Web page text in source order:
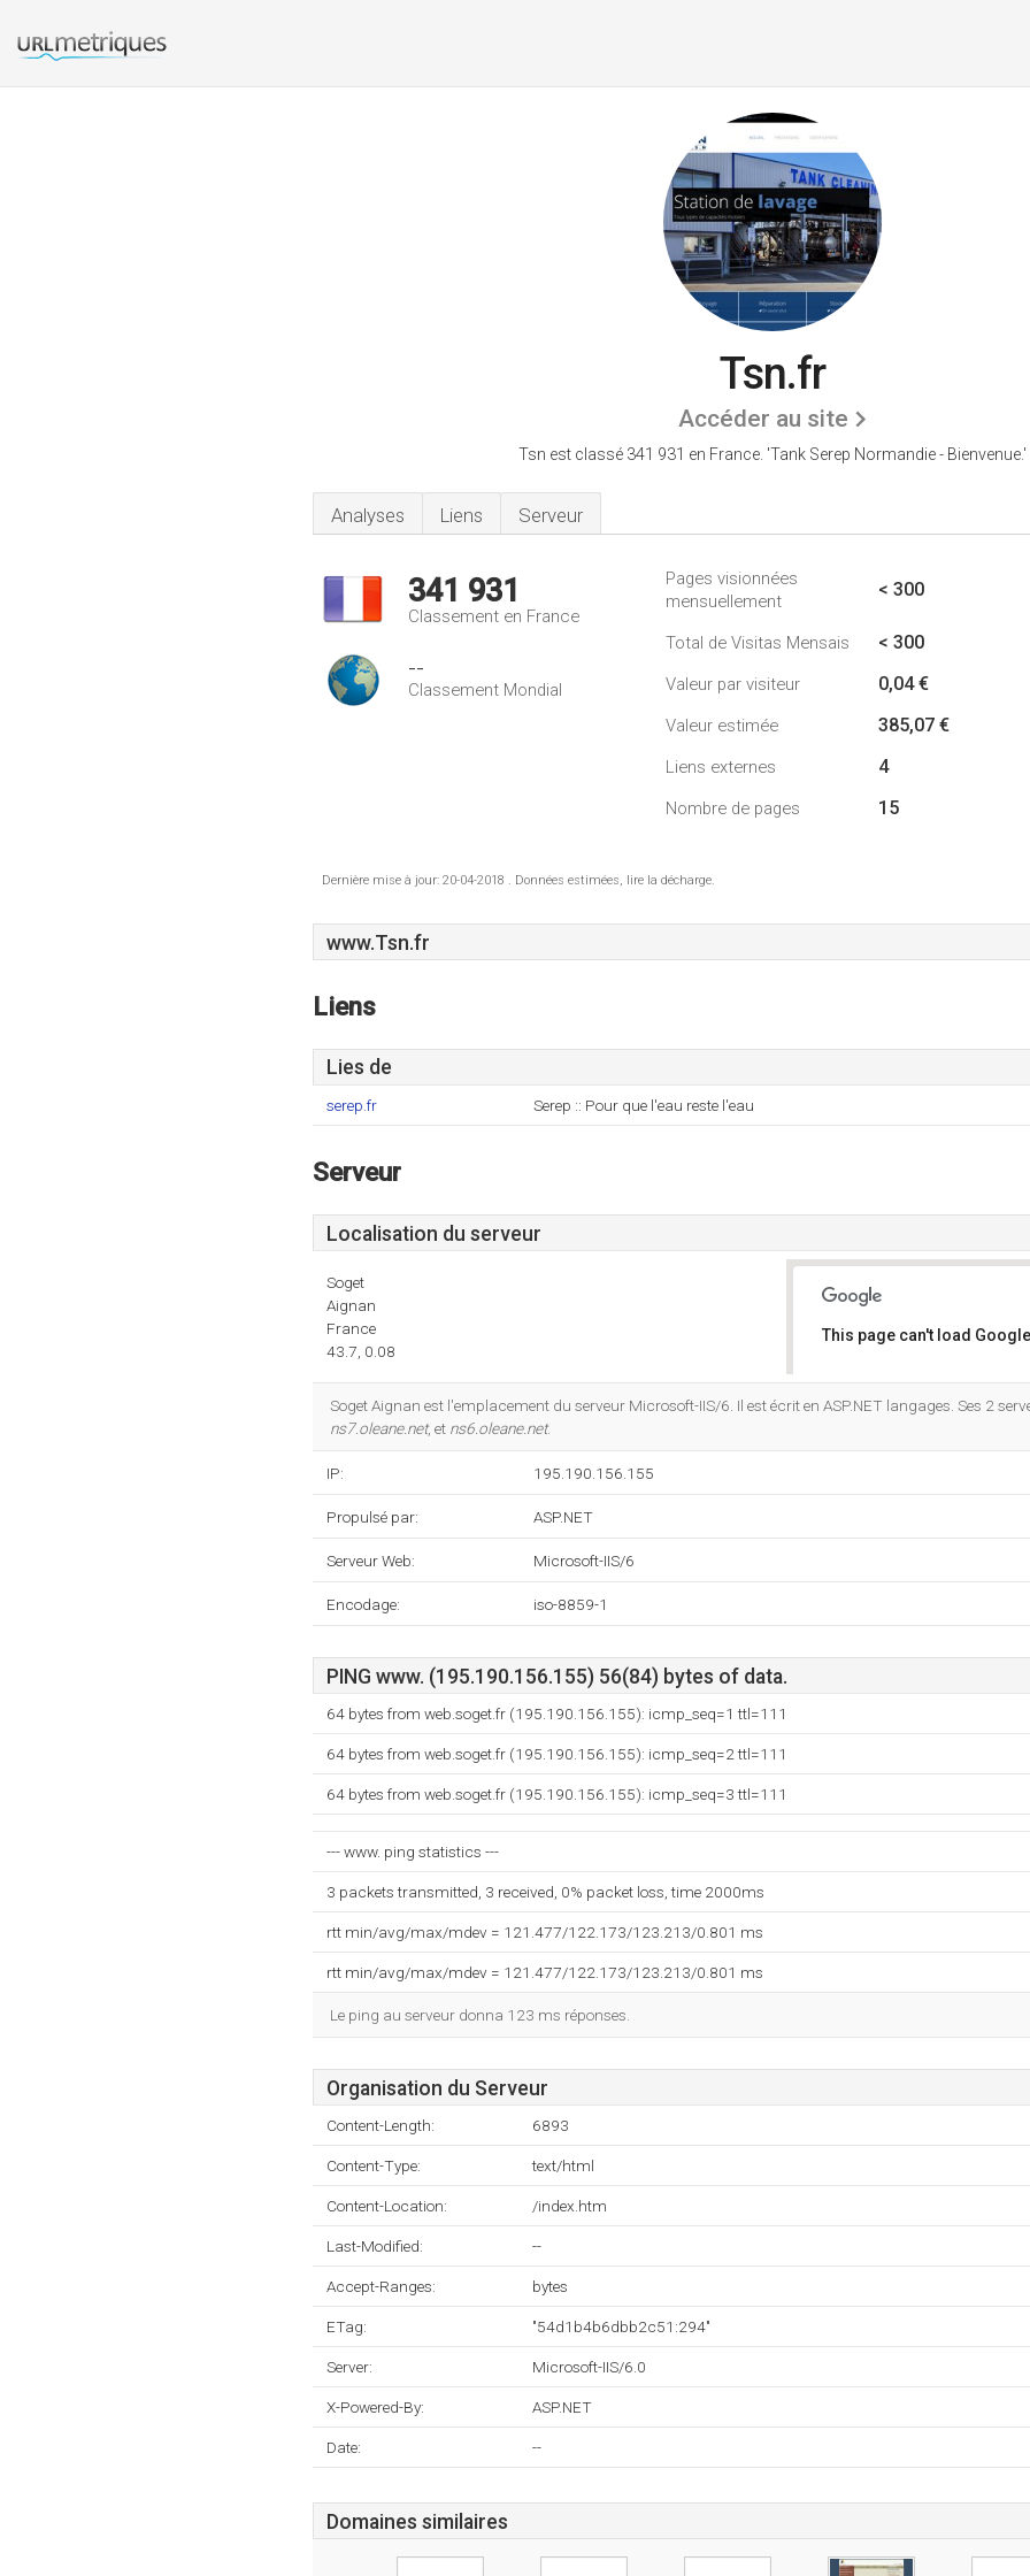
Tsn.fr
Accéder au site
Tsn est classé 341 931 en France. 'Tank Serep Normandie - Bienvenue.'
Analyses Liens Serveur
341 931
Classement en France
--
Classement Mondial
Pages visionnées
mensuellement
< 300
Total de Visitas Mensais < 300
Valeur par visiteur 0,04 €
Valeur estimée 385,07 €
Liens externes 4
Nombre de pages 15
Dernière mise à jour: 20-04-2018 . Données estimées, lire la décharge.
www.Tsn.fr
Liens
Lies de
serep.fr Serep :: Pour que l'eau reste l'eau
Serveur
Localisation du serveur
Soget
Aignan
France
43.7, 0.08
This page can't load
Soget Aignan est l'emplacement du serveur Microsoft-IIS/6. Il est écrit en ASP.NET langages. Ses 2
ns7.oleane.net, et ns6.oleane.net.
IP: 195.190.156.155
Propulsé par: ASP.NET
Serveur Web: Microsoft-IIS/6
Encodage: iso-8859-1
PING www. (195.190.156.155) 56(84) bytes of data.
64 bytes from web.soget.fr (195.190.156.155): icmp_seq=1 ttl=111
64 bytes from web.soget.fr (195.190.156.155): icmp_seq=2 ttl=111
64 bytes from web.soget.fr (195.190.156.155): icmp_seq=3 ttl=111
--- www. ping statistics ---
3 packets transmitted, 3 received, 0% packet loss, time 2000ms
rtt min/avg/max/mdev = 121.477/122.173/123.213/0.801 ms
rtt min/avg/max/mdev = 121.477/122.173/123.213/0.801 ms
Le ping au serveur donna 123 ms réponses.
Organisation du Serveur
Content-Length: 6893
Content-Type: text/html
Content-Location: /index.htm
Last-Modified: --
Accept-Ranges: bytes
ETag: "54d1b4b6dbb2c51:294"
Server: Microsoft-IIS/6.0
X-Powered-By: ASP.NET
Date: --
Domaines similaires